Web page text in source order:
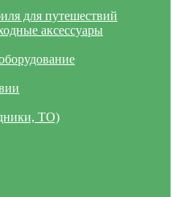
для путешествий
аксессуары
ТО)